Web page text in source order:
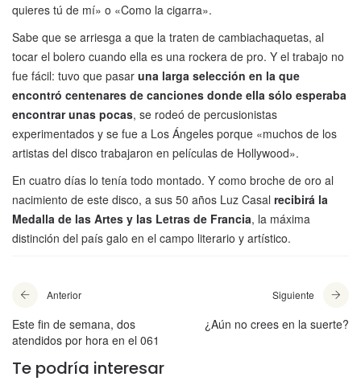
quieres tú de mí» o «Como la cigarra».
Sabe que se arriesga a que la traten de cambiachaquetas, al
tocar el bolero cuando ella es una rockera de pro. Y el trabajo no
fue fácil: tuvo que pasar una larga selección en la que
encontró centenares de canciones donde ella sólo esperaba
encontrar unas pocas, se rodeó de percusionistas
experimentados y se fue a Los Ángeles porque «muchos de los
artistas del disco trabajaron en películas de Hollywood».
En cuatro días lo tenía todo montado. Y como broche de oro al
nacimiento de este disco, a sus 50 años Luz Casal recibirá la
Medalla de las Artes y las Letras de Francia, la máxima
distinción del país galo en el campo literario y artístico.
Anterior
Este fin de semana, dos
atendidos por hora en el 061
Siguiente
¿Aún no crees en la suerte?
Te podría interesar